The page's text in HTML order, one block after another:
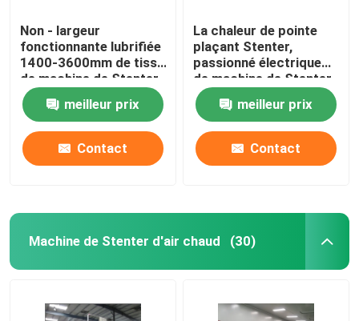
Non - largeur
fonctionnante lubrifiée
1400-3600mm de tissu
de machine de Stenter
de tissu de rail
meilleur prix
Contact
La chaleur de pointe
plaçant Stenter,
passionné électrique
de machine de Stenter
de tissu
meilleur prix
Contact
Machine de Stenter d'air chaud (30)